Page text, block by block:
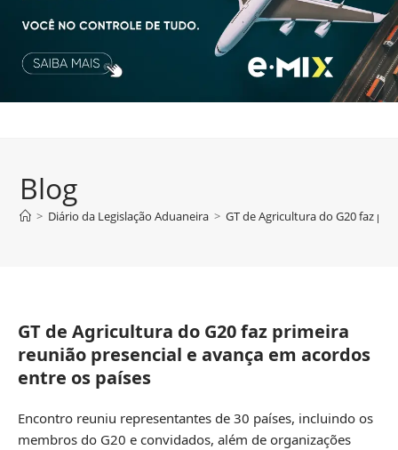
Blog
> Diário da Legislação Aduaneira > GT de Agricultura do G20 faz
GT de Agricultura do G20 faz primeira
reunião presencial e avança em acordos
entre os países
Encontro reuniu representantes de 30 países, incluindo os
membros do G20 e convidados, além de organizações